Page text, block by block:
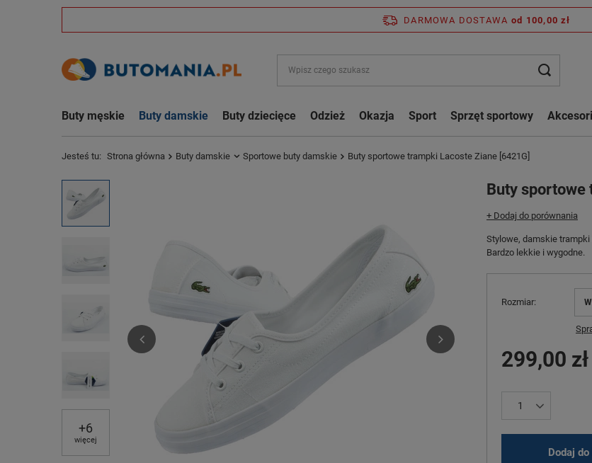
DARMOWA DOSTAWA od 100,00 zł
Buty męskie Buty damskie Buty dziecięce Odzież Okazja Sport Sprzęt sportowy
Jesteś tu: Strona główna Buty damskie Sportowe buty damskie Buty sportowe trampki Lacoste Ziane [6421G]
+6
więcej
Buty sportowe
+ Dodaj do porównania
Stylowe, damskie
Bardzo lekkie i wygodne.
Rozmiar
299,00 zł
Dodaj